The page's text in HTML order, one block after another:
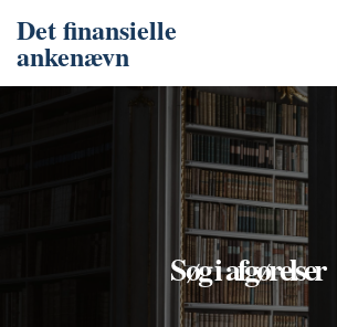
Det finansielle
ankenævn
Søg i afgørelser